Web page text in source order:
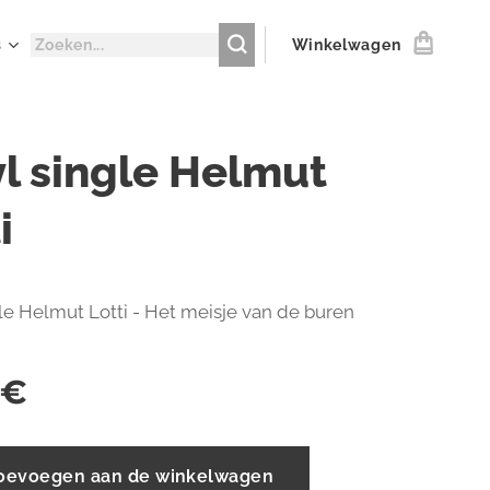
Winkelwagen
single Helmut
Helmut Lotti - Het meisje van de buren
€
aan de winkelwagen